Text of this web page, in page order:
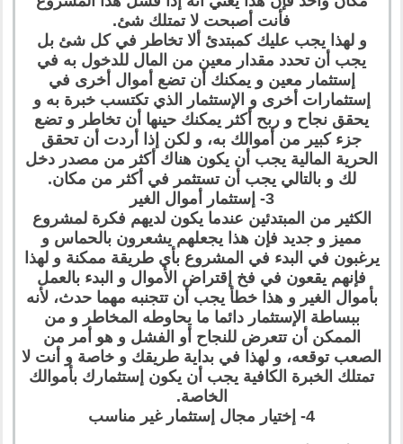
فأنت أصبحت لا تمتلك شئ.
و لهذا يجب عليك كمبتدئ ألا تخاطر في كل شئ بل
يجب أن تحدد مقدار معين من المال للدخول به في
إستثمار معين و يمكنك أن تضع أموال أخرى في
إستثمارات أخرى و الإستثمار الذي تكتسب خبرة به و
يحقق نجاح و ربح أكثر يمكنك حينها أن تخاطر و تضع
جزء كبير من أموالك به، و لكن إذا أردت أن تحقق
الحرية المالية يجب أن يكون هناك أكثر من مصدر دخل
لك و بالتالي يجب أن تستثمر في أكثر من مكان.
3- إستثمار أموال الغير
الكثير من المبتدئين عندما يكون لديهم فكرة لمشروع
مميز و جديد فإن هذا يجعلهم يشعرون بالحماس و
يرغبون في البدء في المشروع بأي طريقة ممكنة و لهذا
فإنهم يقعون في فخ إقتراض الأموال و البدء بالعمل
بأموال الغير و هذا خطأ يجب أن تتجنبه مهما حدث، لأنه
ببساطة الإستثمار دائما ما يحاوطه المخاطر و من
الممكن أن تتعرض للنجاح أو الفشل و هو أمر من
الصعب توقعه، و لهذا في بداية طريقك و خاصة و أنت لا
تمتلك الخبرة الكافية يجب أن يكون إستثمارك بأموالك
الخاصة.
4- إختيار مجال إستثمار غير مناسب